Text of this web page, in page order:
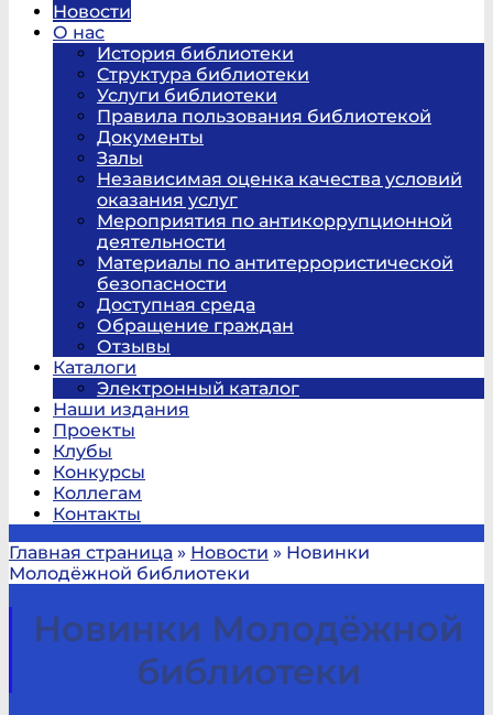
Новости
О нас
История библиотеки
Структура библиотеки
Услуги библиотеки
Правила пользования библиотекой
Документы
Залы
Независимая оценка качества условий
оказания услуг
Мероприятия по антикоррупционной
деятельности
Материалы по антитеррористической
безопасности
Доступная среда
Обращение граждан
Отзывы
Каталоги
Электронный каталог
Наши издания
Проекты
Клубы
Конкурсы
Коллегам
Контакты
Главная страница » Новости » Новинки
Молодёжной библиотеки
Новинки Молодёжной
библиотеки